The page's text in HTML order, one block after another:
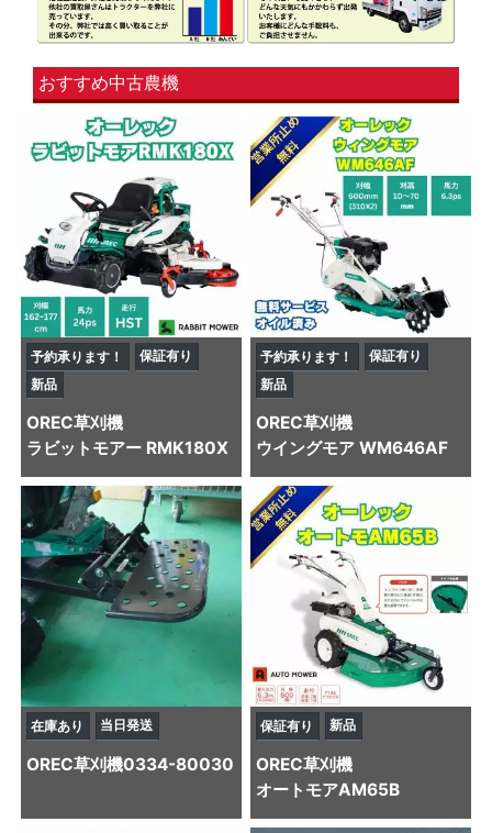
おすすめ中古農機
予約承ります！
保証有り
新品
OREC草刈機
ラビットモアー RMK180X
予約承ります！
保証有り
新品
OREC草刈機
ウイングモア WM646AF
在庫あり 当日発送
OREC草刈機0334-80030
保証有り 新品
OREC草刈機
オートモアAM65B